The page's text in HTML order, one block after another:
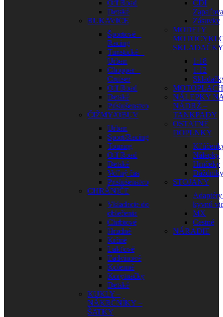
Off Road
Detské
RUKAVICE
Športové –
Racing
Turistické –
Urban
Chopper –
Cruiser
Off Road
Detské
Príslušenstvo
ČIŽMY/OBUV
Urban
Sport/Racing
Touring
Off Road
Detské
Voľný čas
Príslušenstvo
CHRÁNIČE
Vkladacie do
oblečenia
Chrbtové
Hrudné
Krčné
Lakťové
Ľadvinové
Kolenné
Korytnačky
Detské
KUKLY –
NÁKRČNÍKY –
ŠATKY
CDI
Zásuvky
MODELY
SKLADAČKY
1:18
1:12
NÁLEPKY
NÁDRŽ –
TANKPADY
OSTATNÉ
DOPLNKY
Nálepky
Hrnčeky
Dáždniky
STOJANY
kyvnú
MX
Cestné
NÁRADIE